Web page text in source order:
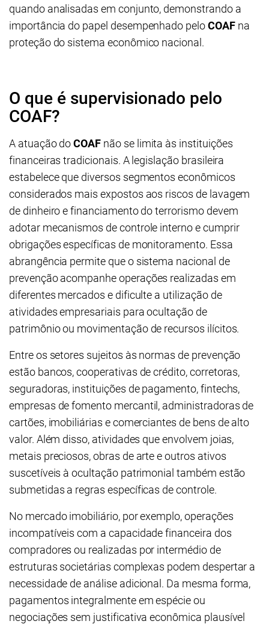
quando analisadas em conjunto, demonstrando a
importância do papel desempenhado peloCOAFna
proteção do sistema econômico nacional.
O que é supervisionado pelo
COAF?
A atuação doCOAF não se limita às instituições
financeiras tradicionais. A legislação brasileira
estabelece que diversos segmentos econômicos
considerados mais expostos aos riscos de lavagem
de dinheiro e financiamento do terrorismo devem
adotar mecanismos de controle interno e cumprir
obrigações específicas de monitoramento. Essa
abrangência permite que o sistema nacional de
prevenção acompanhe operações realizadas em
diferentes mercados e dificulte a utilização de
atividades empresariais para ocultação de
patrimônio ou movimentação de recursos ilícitos.
Entre os setores sujeitos às normas de prevenção
estão bancos, cooperativas de crédito, corretoras,
seguradoras, instituições de pagamento, fintechs,
empresas de fomento mercantil, administradoras de
cartões, imobiliárias e comerciantes de bens de alto
valor. Além disso, atividades que envolvem joias,
metais preciosos, obras de arte e outros ativos
suscetíveis à ocultação patrimonial também estão
submetidas a regras específicas de controle.
No mercado imobiliário, por exemplo, operações
incompatíveis com a capacidade financeira dos
compradores ou realizadas por intermédio de
estruturas societárias complexas podem despertar a
necessidade de análise adicional. Da mesma forma,
pagamentos integralmente em espécie ou
negociações sem justificativa econômica plausível